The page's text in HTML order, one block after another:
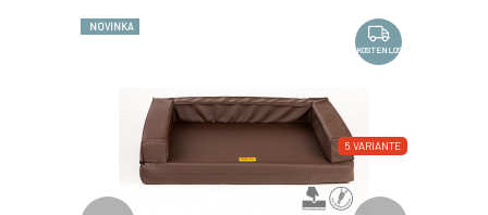
5 VARIANTE
NOVINKA
KOSTENLOS